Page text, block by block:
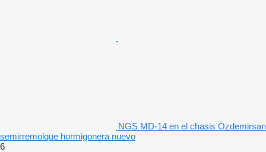
NGS MD-14 en el chasis Özdemirsan
semirremolque hormigonera nuevo
6